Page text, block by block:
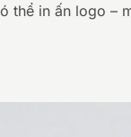
thể in ấn logo –